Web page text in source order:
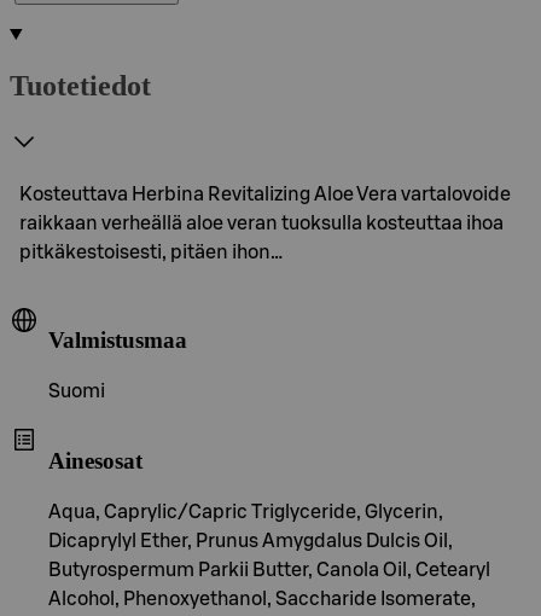
Tuotetiedot
Kosteuttava Herbina Revitalizing Aloe Vera vartalovoide
raikkaan verheällä aloe veran tuoksulla kosteuttaa ihoa
pitkäkestoisesti, pitäen ihon…
Valmistusmaa
Suomi
Ainesosat
Aqua, Caprylic/Capric Triglyceride, Glycerin,
Dicaprylyl Ether, Prunus Amygdalus Dulcis Oil,
Butyrospermum Parkii Butter, Canola Oil, Cetearyl
Alcohol, Phenoxyethanol, Saccharide Isomerate,